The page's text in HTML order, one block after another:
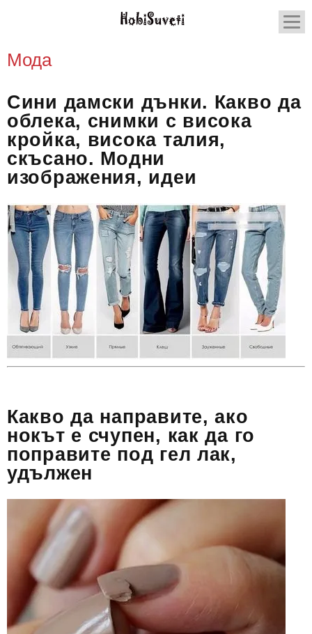
Мода
Сини дамски дънки. Какво да
облека, снимки с висока
кройка, висока талия,
скъсано. Модни
изображения, идеи
Какво да направите, ако
нокът е счупен, как да го
поправите под гел лак,
удължен